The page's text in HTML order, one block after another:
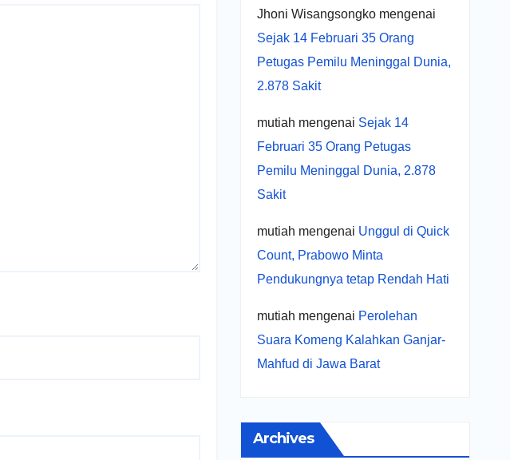
Jhoni Wisangsongkomengenai
Sejak 14 Februari 35 Orang
Petugas Pemilu Meninggal Dunia,
2.878 Sakit
mutiah mengenai Sejak 14
Februari 35 Orang Petugas
Pemilu Meninggal Dunia, 2.878
Sakit
mutiah mengenai Unggul di Quick
Count, Prabowo Minta
Pendukungnya tetap Rendah Hati
mutiah mengenai Perolehan
Suara Komeng Kalahkan Ganjar-
Mahfud di Jawa Barat
Archives